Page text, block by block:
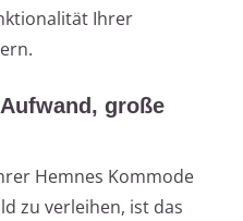
Ihrer
große
Hemnes Kommode
zu verleihen, ist das